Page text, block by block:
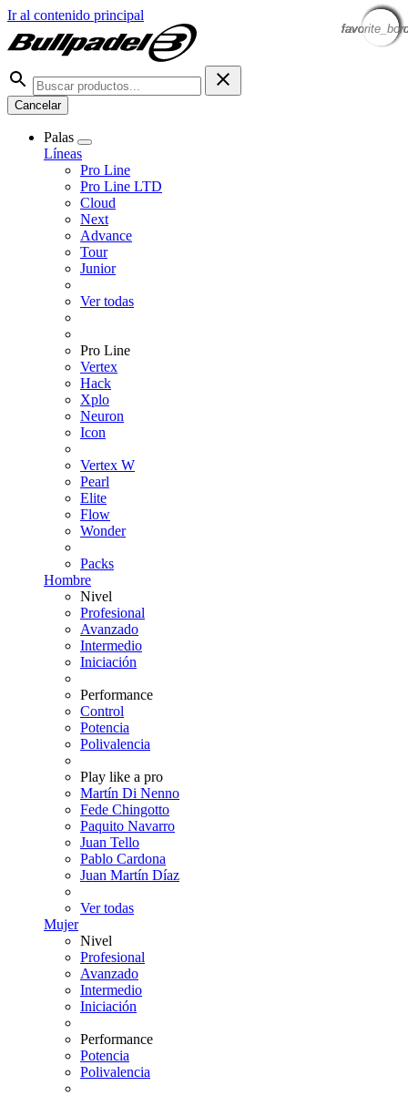
Ir al contenido principal
Cancelar
Palas
Líneas
Pro Line
Pro Line LTD
Cloud
Next
Advance
Tour
Junior
Ver todas
Pro Line
Vertex
Hack
Xplo
Neuron
Icon
Vertex W
Pearl
Elite
Flow
Wonder
Packs
Hombre
Nivel
Profesional
Avanzado
Intermedio
Iniciación
Performance
Control
Potencia
Polivalencia
Play like a pro
Martín Di Nenno
Fede Chingotto
Paquito Navarro
Juan Tello
Pablo Cardona
Juan Martín Díaz
Ver todas
Mujer
Nivel
Profesional
Avanzado
Intermedio
Iniciación
Performance
Potencia
Polivalencia